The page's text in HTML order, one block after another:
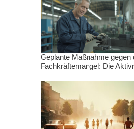
Geplante Maßnahme gegen
Fachkräftemangel: Die